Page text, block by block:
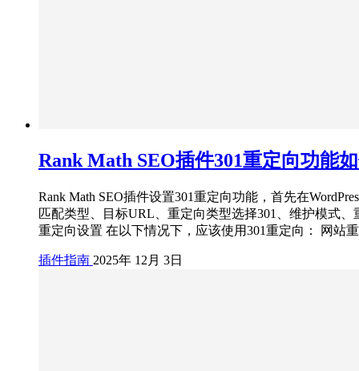
Rank Math SEO插件301重定向功能
Rank Math SEO插件设置301重定向功能，首先在
匹配类型、目标URL、重定向类型选择301、维护模式
重定向设置 在以下情况下，应该使用301重定向： 网
插件指南 2025年 12月 3日